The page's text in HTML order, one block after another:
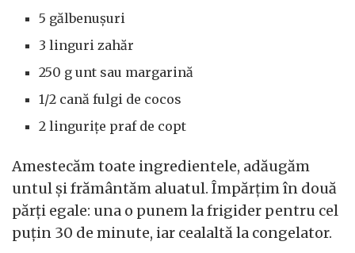
5 gălbenușuri
3 linguri zahăr
250 g unt sau margarină
1/2 cană fulgi de cocos
2 lingurițe praf de copt
Amestecăm toate ingredientele, adăugăm
untul și frământăm aluatul. Împărțim în două
părți egale: una o punem la frigider pentru cel
puțin 30 de minute, iar cealaltă la congelator.